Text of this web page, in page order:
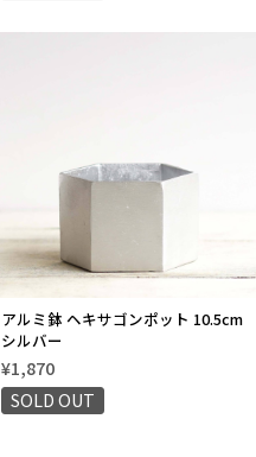
アルミ鉢 ヘキサゴンポット 10.5cm
シルバー
¥1,870
SOLD OUT